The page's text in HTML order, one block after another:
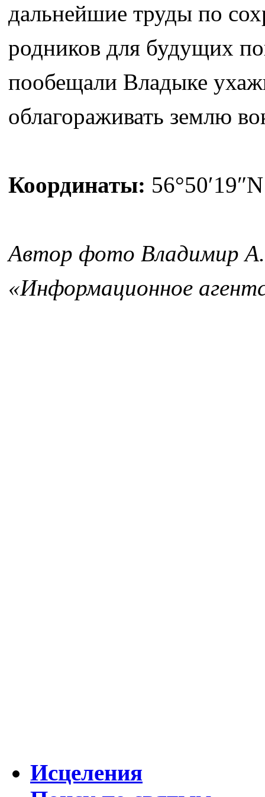
дальнейшие труды по
родников для будущих
пообещали Владыке
облагораживать землю
Координаты:
Автор фото Владимир А.
«Информационное
Исцеления